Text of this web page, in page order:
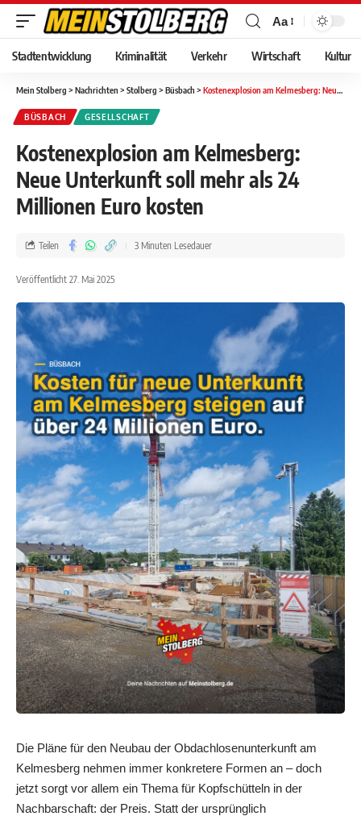
Aa
Stadtentwicklung Kriminalität Verkehr Wirtschaft Kultur
Mein Stolberg > Nachrichten > Stolberg > Büsbach > Kostenexplosion am Kelmesberg: Neue Unterkunft soll mehr als 24 Millionen Euro kosten
BÜSBACH GESELLSCHAFT
Kostenexplosion am Kelmesberg:
Neue Unterkunft soll mehr als 24
Millionen Euro kosten
Veröffentlicht 27. Mai 2025
Teilen 3 Minuten Lesedauer
Die Pläne für den Neubau der Obdachlosenunterkunft am
Kelmesberg nehmen immer konkretere Formen an – doch
jetzt sorgt vor allem ein Thema für Kopfschütteln in der
Nachbarschaft: der Preis. Statt der ursprünglich